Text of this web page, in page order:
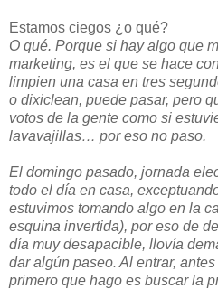
Estamos ciegos ¿o qué?
O qué. Porque si hay algo que
marketing, es el que se hace
limpien una casa en tres
o dixiclean, puede pasar, pero
votos de la gente como si
lavavajillas… por eso no paso.
El domingo pasado, jornada
todo el día en casa,
estuvimos tomando algo en la
esquina invertida), por eso de
día muy desapacible, llovía
dar algún paseo. Al entrar,
primero que hago es buscar la